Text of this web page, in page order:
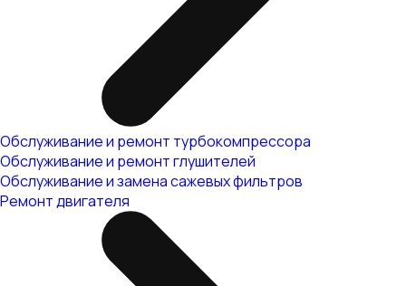
Обслуживание и ремонт турбокомпрессора
Обслуживание и ремонт глушителей
Обслуживание и замена сажевых фильтров
Ремонт двигателя